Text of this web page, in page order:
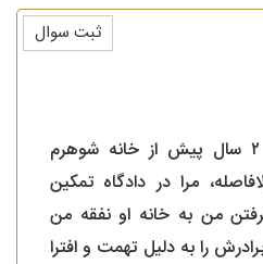
سلام خسته نباشید من ۲ سال پیش از خانه شوهرم
مرا در دادگاه تمکین
من به خانه او نفقه من
را به دلیل تهمت و افترا
ثبت سوال